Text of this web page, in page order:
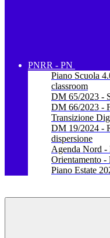
PNRR - PN
Piano Scuola
classroom
DM 65/2023 -
DM 66/2023 -
Transizione
DM 19/2024 -
dispersione
Agenda Nord -
Orientamento -
Piano Estate